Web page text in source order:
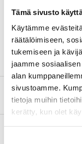
Tämä sivusto
Käytämme
räätälöimiseen,
tukemiseen ja
jaamme
alan
sivustoamme.
tietoja muihin
kerätty, kun olet
Pinta-ala
Tietoa